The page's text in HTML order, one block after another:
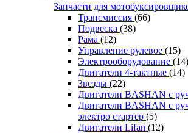
Запчасти для
Трансмиссия (66)
Подвеска (38)
Рама (12)
Управление рулевое (15)
Электрооборудование (14)
Двигатели 4-тактные (14)
Звезды (22)
Двигатели BASHAN с
Двигатели BASHAN с
электро стартер (5)
Двигатели Lifan (12)